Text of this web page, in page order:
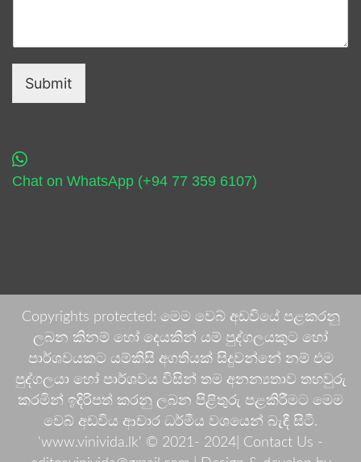
Submit
Chat on WhatsApp (+94 77 359 6107)
Copyrights protected: මෙම වෙබ් අඩවියේ පළකරනු
ලබන කිනම් හෝ දෙයකින් යම් පුද්ගලයකුට හෝ
පාර්ශවයකට යම්කිසි අගතියක් සිදුවන්නේ නම් එම
පුද්ගලයා හෝ පාර්ශවය විසින් තම අනන්‍යතාව තහවුරු
කරමින් ඉදිරිපත් කරනු ලබන පිළිතුරු පළකිරීමට මෙම
වෙබ් අඩවිය ආචාර ධර්මීය වශයෙන් බැඳී සිටී.
'www.vinivida.lk' © 2021- 2024| Contact Us -